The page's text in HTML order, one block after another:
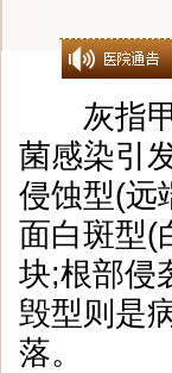
灰指甲
菌感染引
侵蚀型(远
面白斑型(
块;根部侵
毁型则是
落。